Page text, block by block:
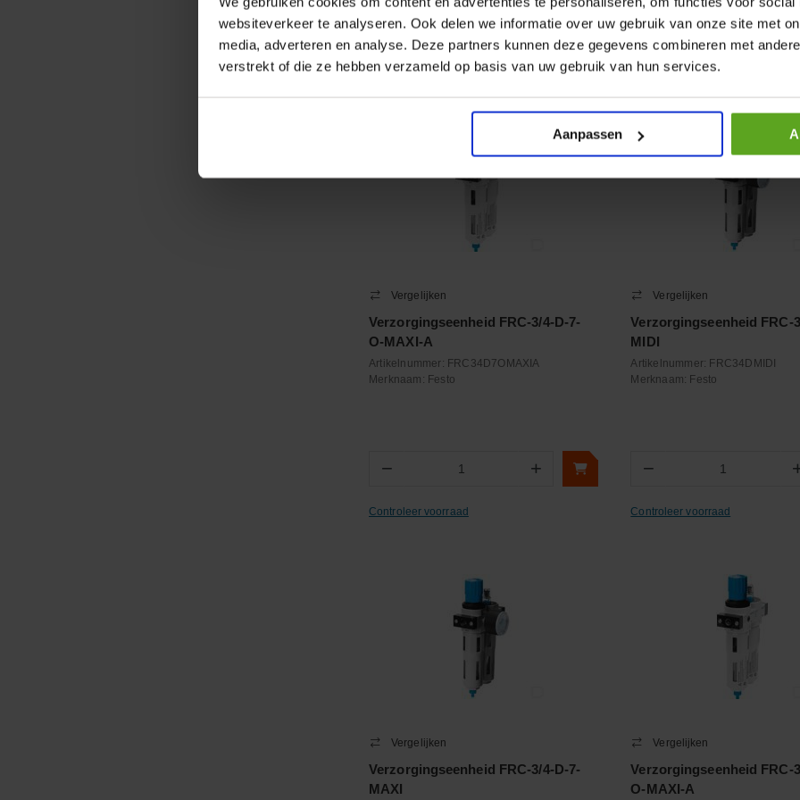
websiteverkeer te analyseren. Ook delen we informatie over uw gebruik van onze site met
media, adverteren en analyse. Deze partners kunnen deze gegevens combineren met
verstrekt of die ze hebben verzameld op basis van uw gebruik van hun services.
Aanpassen
− Aantal +
Controleer voorraad
− Aantal
Controleer voorraad
Vergelijken
Verzorgingseenheid FRC-3/4-D-7-
O-MAXI-A
Artikelnummer: FRC34D7OMAXIA
Merknaam: Festo
− +
Controleer voorraad
Vergelijken
Verzorgingseenheid FRC-
MIDI
Artikelnummer: FRC34DMIDI
Merknaam: Festo
−
Controleer voorraad
Vergelijken
Verzorgingseenheid FRC-3/4-D-7-
MAXI
Vergelijken
Verzorgingseenheid FRC-
O-MAXI-A